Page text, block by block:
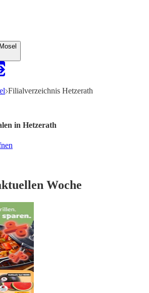
Filialverzeichnis Hetzerath
in Hetzerath
Woche